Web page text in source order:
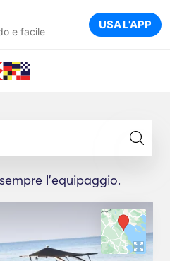
e facile USA L'APP
l'equipaggio.